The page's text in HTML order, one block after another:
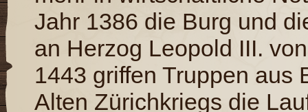
Jahr 1386 die Burg und
an Herzog Leopold III.
1443 griffen Truppen aus
Alten Zürichkriegs die